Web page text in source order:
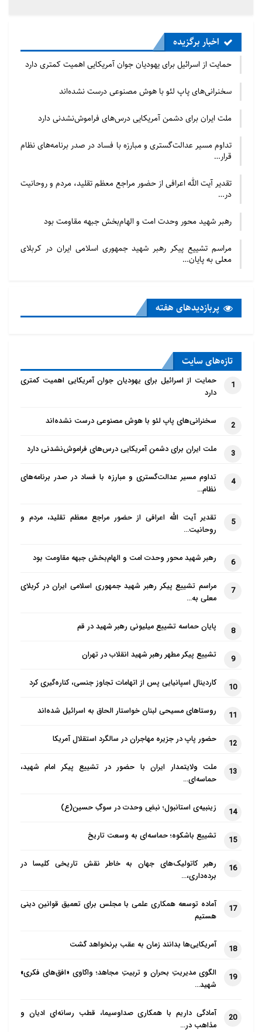
اخبار برگزیده
حمایت از اسرائیل برای یهودیان جوان آمریکایی اهمیت کمتری دارد
سخنرانی‌های پاپ لئو با هوش مصنوعی درست نشده‌اند
ملت ایران برای دشمن آمریکایی درس‌های فراموش‌نشدنی دارد
تداوم مسیر عدالت‌گستری و مبارزه با فساد در صدر برنامه‌های نظام
قرار…
تقدیر آیت الله اعرافی از حضور مراجع معظم تقلید، مردم و روحانیت
در…
رهبر شهید محور وحدت امت و الهام‌بخش جبهه مقاومت بود
مراسم تشییع پیکر رهبر شهید جمهوری اسلامی ایران در کربلای
معلی به پایان…
پربازدید‌های هفته
تازه‌‌های سایت
1
حمایت از اسرائیل برای یهودیان جوان آمریکایی اهمیت کمتری
دارد
2 سخنرانی‌های پاپ لئو با هوش مصنوعی درست نشده‌اند
3 ملت ایران برای دشمن آمریکایی درس‌های فراموش‌نشدنی دارد
4
تداوم مسیر عدالت‌گستری و مبارزه با فساد در صدر برنامه‌های
نظام…
5
تقدیر آیت الله اعرافی از حضور مراجع معظم تقلید، مردم و
روحانیت…
6 رهبر شهید محور وحدت امت و الهام‌بخش جبهه مقاومت بود
7
مراسم تشییع پیکر رهبر شهید جمهوری اسلامی ایران در کربلای
معلی به…
8 پایان حماسه تشییع میلیونی رهبر شهید در قم
9 تشییع پیکر مطهر رهبر شهید انقلاب در تهران
10 کاردینال اسپانیایی پس از اتهامات تجاوز جنسی، کناره‌گیری کرد
11 روستاهای مسیحی لبنان خواستار الحاق به اسرائیل شده‌اند
12 حضور پاپ در جزیره مهاجران در سالگرد استقلال آمریکا
13
ملت ولایتمدار ایران با حضور در تشییع پیکر امام شهید،
حماسه‌ای…
14 زینبیه‌ی استانبول؛ نبضِ وحدت در سوگِ حسین(ع)
15 تشییع باشکوه؛ حماسه‌ای به وسعت تاریخ
16
رهبر کاتولیک‌های جهان به خاطر نقش تاریخی کلیسا در
برده‌داری،…
17
آماده توسعه همکاری علمی با مجلس برای تعمیق قوانین دینی
هستیم
18 آمریکایی‌ها بدانند زمان به عقب برنخواهد گشت
19
الگوی مدیریتِ بحران و تربیتِ مجاهد؛ واکاوی «افق‌های فکری»
شهید…
20
آمادگی داریم با همکاری صداوسیما، قطب رسانه‌ای ادیان و
مذاهب در…